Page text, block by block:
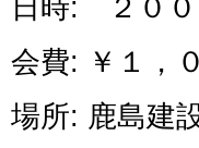
日時: ２００
会費: ￥１，
場所: 鹿島建